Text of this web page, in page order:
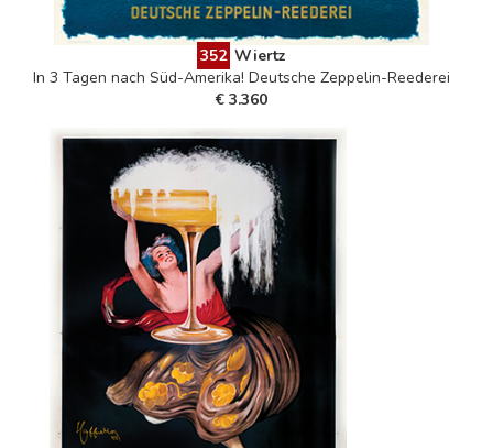
352 Wiertz
In 3 Tagen nach Süd-Amerika! Deutsche Zeppelin-Reederei
€ 3.360